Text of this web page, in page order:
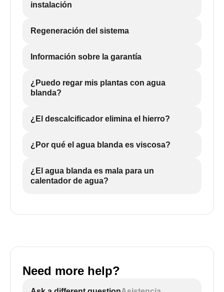
instalación
Regeneración del sistema
Información sobre la garantía
¿Puedo regar mis plantas con agua
blanda?
¿El descalcificador elimina el hierro?
¿Por qué el agua blanda es viscosa?
¿El agua blanda es mala para un
calentador de agua?
Need more help?